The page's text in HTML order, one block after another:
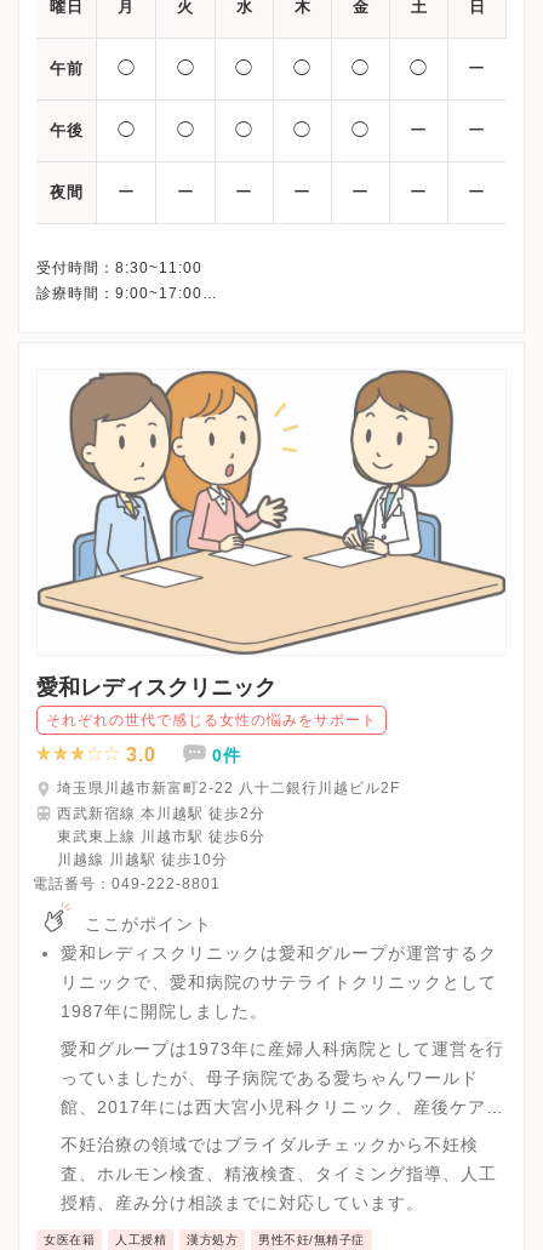
曜日 月 火 水 木 金 土 日
午前 ◯ ◯ ◯ ◯ ◯ ◯ ー
午後 ◯ ◯ ◯ ◯ ◯ ー ー
夜間 ー ー ー ー ー ー ー
受付時間：8:30~11:00
診療時間：9:00~17:00
※日曜・祝日・年末年始は休診
※詳細はクリニックHPを確認、または直接お問い合わせくださ
愛和レディスクリニック
それぞれの世代で感じる女性の悩みをサポート
3.0 0件
埼玉県川越市新富町2-22 八十二銀行川越ビル2F
西武新宿線 本川越駅 徒歩2分
東武東上線 川越市駅 徒歩6分
川越線 川越駅 徒歩10分
電話番号： 049-222-8801
ここがポイント
愛和レディスクリニックは愛和グループが運営するク
リニックで、愛和病院のサテライトクリニックとして
1987年に開院しました。
愛和グループは1973年に産婦人科病院として運営を行
っていましたが、母子病院である愛ちゃんワールド
館、2017年には西大宮小児科クリニック、産後ケア施
設パタニティ・マタニティハウスを開設することで妊
娠から出産、子育てまで幅広く対応ができる環境を用
意しています。
不妊治療の領域ではブライダルチェックから不妊検
査、ホルモン検査、精液検査、タイミング指導、人工
授精、産み分け相談までに対応しています。
女医在籍 人工授精 漢方処方 男性不妊/無精子症